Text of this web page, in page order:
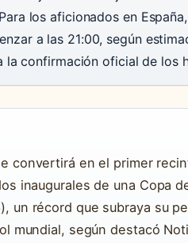
los aficionados en
a las 21:00, según
la confirmación oficial de los
convertirá en el primer
inaugurales de una Copa
un récord que subraya su
mundial, según destacó